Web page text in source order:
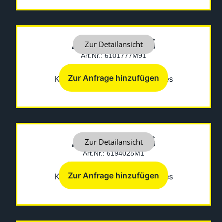
ABDECKUNG
Art.Nr.: 6101777M91
Hersteller: Fermec-Terex
Kategorien: Diverses,Sonstiges
Zur Detailansicht
Zur Anfrage hinzufügen
ABDECKUNG
Art.Nr.: 6194025M1
Hersteller: Fermec-Terex
Kategorien: Diverses,Sonstiges
Zur Detailansicht
Zur Anfrage hinzufügen